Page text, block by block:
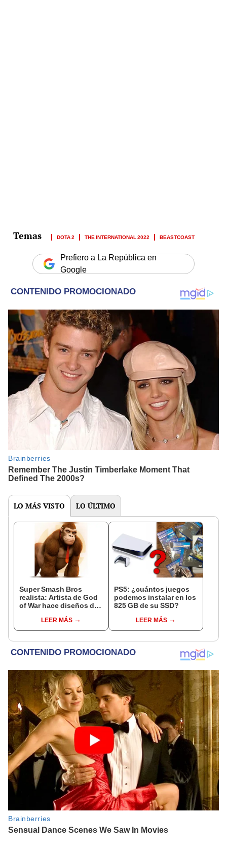
DOTA 2 THE INTERNATIONAL 2022 BEASTCOAST
Prefiero a La República en
Google
LO MÁS VISTO LO ÚLTIMO
Super Smash Bros
realista: Artista de God
of War hace diseños de
[FOTOS]LEER MÁS
PS5: ¿cuántos juegos
podemos instalar en los
825 GB de su SSD?
LEER MÁS